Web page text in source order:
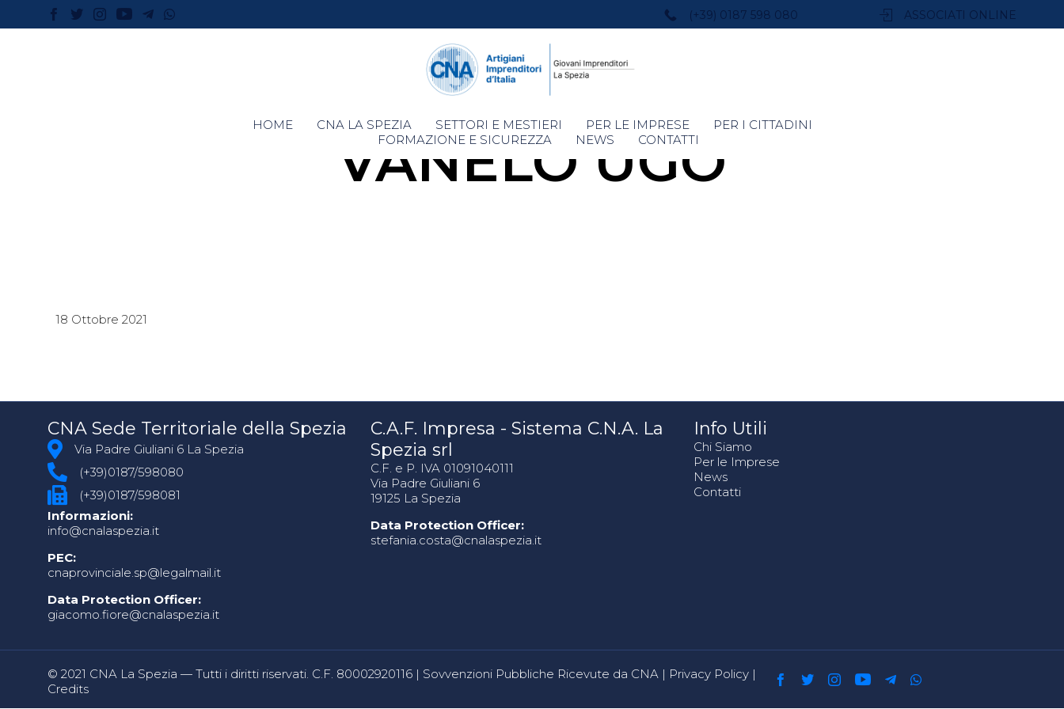
(+39) 0187 598 080 ASSOCIATI ONLINE
Skip
to
HOME CNA LA SPEZIA SETTORI E MESTIERI PER LE IMPRESE
PER I CITTADINI
FORMAZIONE E SICUREZZA
NEWS CONTATTI
VANELO UGO
18 Ottobre 2021
CNA Sede Territoriale della Spezia
Via Padre Giuliani 6 La Spezia
(+39)0187/598080
(+39)0187/598081
Informazioni:
info@cnalaspezia.it
PEC:
cnaprovinciale.sp@legalmail.it
Data Protection Officer:
giacomo.fiore@cnalaspezia.it
C.A.F. Impresa - Sistema C.N.A. La
Spezia srl
C.F. e P. IVA 01091040111
Via Padre Giuliani 6
19125 La Spezia
Data Protection Officer:
stefania.costa@cnalaspezia.it
Info Utili
Chi Siamo
Per le Imprese
News
Contatti
© 2021 CNA La Spezia — Tutti i diritti riservati. C.F. 80002920116 | Sovvenzioni Pubbliche Ricevute da CNA | Privacy Policy |
Credits